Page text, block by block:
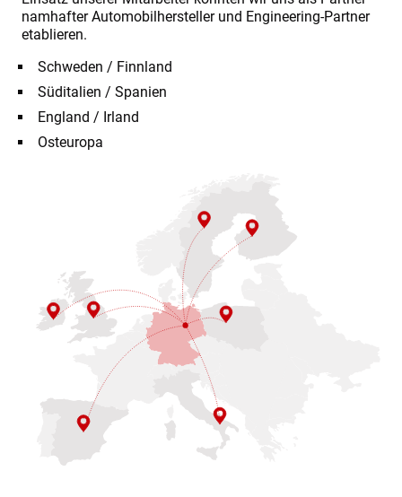
namhafter Automobilhersteller und Engineering-Partner
etablieren.
Schweden / Finnland
Süditalien / Spanien
England / Irland
Osteuropa